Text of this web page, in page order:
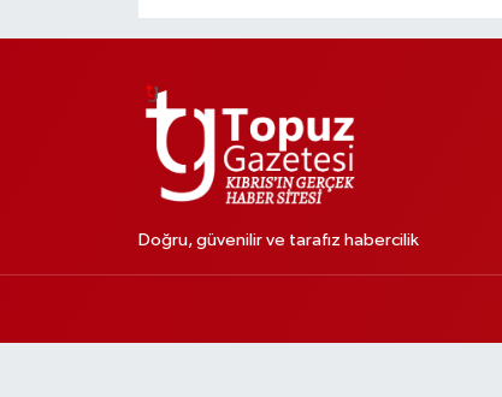
Doğru, güvenilir ve tarafız habercilik